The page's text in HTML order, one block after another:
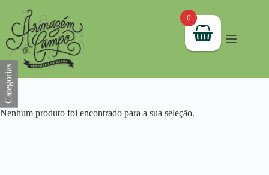
conteúdo
Nenhum produto foi encontrado para a sua seleção.
0
Categorias